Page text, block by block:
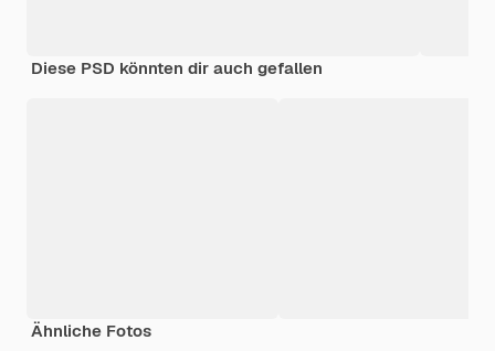
Diese PSD könnten dir auch gefallen
Ähnliche Fotos